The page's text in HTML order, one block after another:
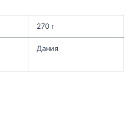
270 г
Дания